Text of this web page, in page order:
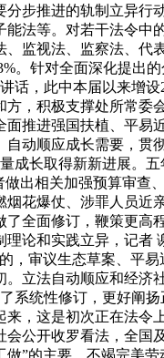
步推进的轨制立异
法等。对若干法令
监视法、监察法、
。针对全面深化提
话，此中本届以来增
，积极支撑处所常
推进强国扶植、平
动顺应成长需要，
长取得新新进展。
出相关加强预算审查
花爆仗、涉罪人员
全面修订，鞭策更
论和实践立异，记
审议生态草案、平
立法自动顺应和经
统性修订，更好阐
，这是初次正在法
公开收罗看法，全
”的主要，不竭完美